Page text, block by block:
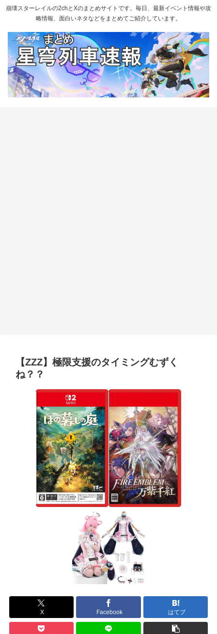
崩壊スターレイルの2chとXのまとめサイトです。毎日、最新イベント情報や攻
略情報、面白いネタなどをまとめてご紹介しています。
【ZZZ】極限支援のタイミングむずく
ね？？
X Facebook はてブ